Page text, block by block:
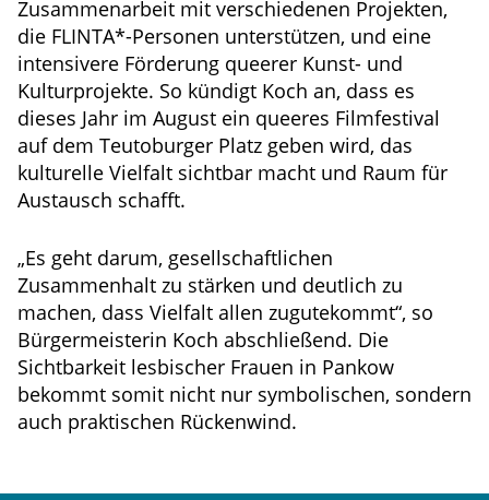
Zusammenarbeit mit verschiedenen Projekten,
die FLINTA*-Personen unterstützen, und eine
intensivere Förderung queerer Kunst- und
Kulturprojekte. So kündigt Koch an, dass es
dieses Jahr im August ein queeres Filmfestival
auf dem Teutoburger Platz geben wird, das
kulturelle Vielfalt sichtbar macht und Raum für
Austausch schafft.
„Es geht darum, gesellschaftlichen
Zusammenhalt zu stärken und deutlich zu
machen, dass Vielfalt allen zugutekommt“, so
Bürgermeisterin Koch abschließend. Die
Sichtbarkeit lesbischer Frauen in Pankow
bekommt somit nicht nur symbolischen, sondern
auch praktischen Rückenwind.